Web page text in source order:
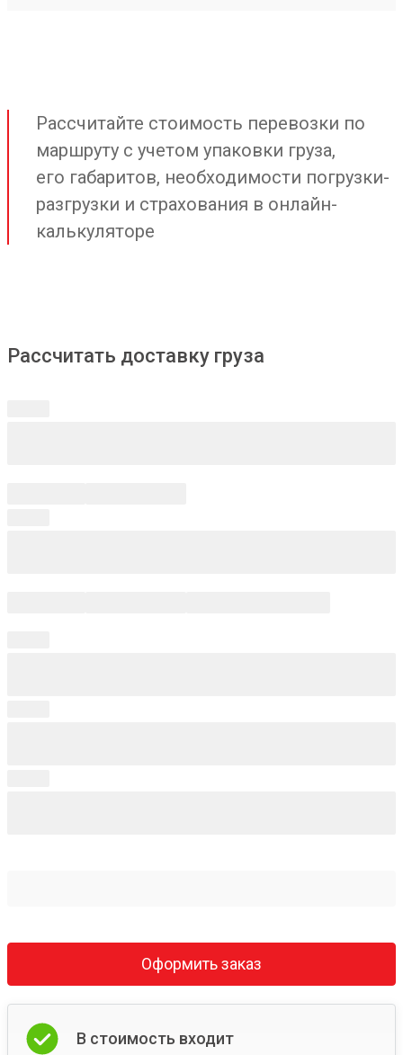
Рассчитайте стоимость перевозки по
маршруту с учетом упаковки груза,
его габаритов, необходимости погрузки-
разгрузки и страхования в онлайн-
калькуляторе
Рассчитать доставку груза
Оформить заказ
В стоимость входит